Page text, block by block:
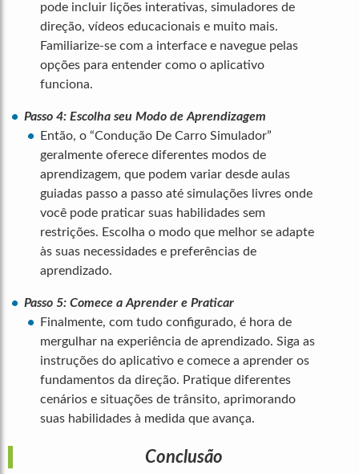
pode incluir lições interativas, simuladores de
direção, vídeos educacionais e muito mais.
Familiarize-se com a interface e navegue pelas
opções para entender como o aplicativo
funciona.
Passo 4: Escolha seu Modo de Aprendizagem
Então, o “Condução De Carro Simulador”
geralmente oferece diferentes modos de
aprendizagem, que podem variar desde aulas
guiadas passo a passo até simulações livres onde
você pode praticar suas habilidades sem
restrições. Escolha o modo que melhor se adapte
às suas necessidades e preferências de
aprendizado.
Passo 5: Comece a Aprender e Praticar
Finalmente, com tudo configurado, é hora de
mergulhar na experiência de aprendizado. Siga as
instruções do aplicativo e comece a aprender os
fundamentos da direção. Pratique diferentes
cenários e situações de trânsito, aprimorando
suas habilidades à medida que avança.
Conclusão